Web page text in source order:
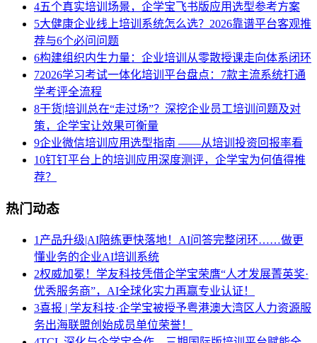
4五个真实培训场景，企学宝飞书版应用选型参考方案
5大健康企业线上培训系统怎么选？2026靠谱平台客观推
荐与6个必问问题
6构建组织内生力量：企业培训从零散授课走向体系闭环
72026学习考试一体化培训平台盘点：7款主流系统打通
学考评全流程
8干货|培训总在“走过场”？深挖企业员工培训问题及对
策，企学宝让效果可衡量
9企业微信培训应用选型指南 ——从培训投资回报率看
10钉钉平台上的培训应用深度测评，企学宝为何值得推
荐？
热门动态
1 产品升级|AI陪练更快落地！AI问答完整闭环……做更
懂业务的企业AI培训系统
2权威加冕！学友科技凭借企学宝荣膺“人才发展菁英奖·
优秀服务商”，AI全球化实力再赢专业认证！
3喜报 | 学友科技·企学宝被授予粤港澳大湾区人力资源服
务出海联盟创始成员单位荣誉！